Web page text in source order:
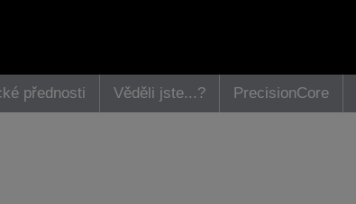
přednosti Věděli jste...? PrecisionCore